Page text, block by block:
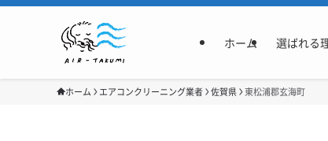
ホーム 選ばれる
ホーム エアコンクリーニング業者 佐賀県 東松浦郡玄海町